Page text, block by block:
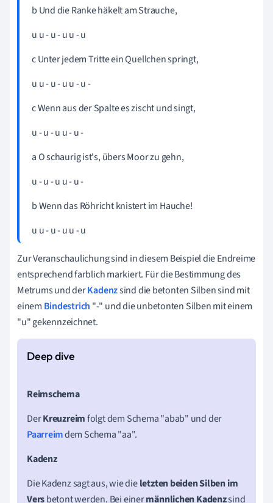
b Und die Ranke häkelt amStrauche,
u u - u - u u - u
c Unter jedem Tritte ein Quellchenspringt,
u u - u - u u - u -
c Wenn aus der Spalte es zischt undsingt,
u - u - u u - u -
a O schaurig ist's, übers Moor zu gehn,
u - u - u u - u -
b Wenn das Röhricht knistert im Hauche!
u u - u - u u - u
Zur Veranschaulichung sind in diesem Beispiel die Endreime
entsprechend farblich markiert. Für die Bestimmung des
Metrums und derKadenzsind die betonten Silben sind mit
einem Bindestrich "-" und die unbetonten Silben mit einem
"u" gekennzeichnet.
Reimschema
DerKreuzreimfolgt dem Schema "abab" und der
Paarreimdem Schema "aa".
Kadenz
Die Kadenz sagt aus, wie dieletzten beiden Silben im
Versbetont werden. Bei einermännlichen Kadenzsind